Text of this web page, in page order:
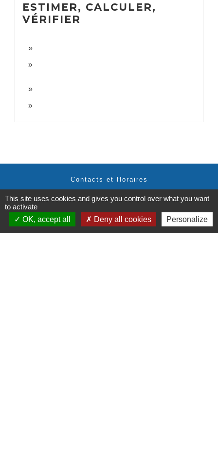
ESTIMER, CALCULER,
VÉRIFIER
Contacts et Horaires
1 Place de la Paix
81500 Labastide-Saint-Georges - FRANCE
+33 5 63 58 06 13
Contact par formulaire
This site uses cookies and gives you control over what you want
to activate
OK, accept all
Deny all cookies Personalize